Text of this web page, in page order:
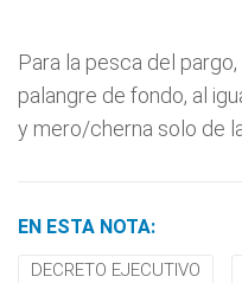
Para la pesca del
palangre de fondo, al
y mero/cherna solo de
EN ESTA NOTA:
DECRETO EJECUTIVO